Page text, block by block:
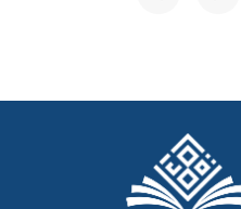
الله عنه- أحد من كان يسائل الله
منه -رضي الله عنه- لها، وكأنما
حتى أنزل الله -عز وجل-: